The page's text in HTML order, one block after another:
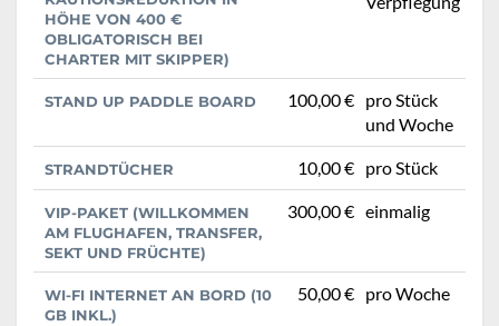
HÖHE VON 400 €
OBLIGATORISCH BEI
CHARTER MIT SKIPPER)
STAND UP PADDLE BOARD 100,00 € pro Stück
und Woche
STRANDTÜCHER 10,00 € pro Stück
VIP-PAKET (WILLKOMMEN
AM FLUGHAFEN, TRANSFER,
SEKT UND FRÜCHTE)
300,00 € einmalig
WI-FI INTERNET AN BORD (10
GB INKL.)
50,00 € pro Woche